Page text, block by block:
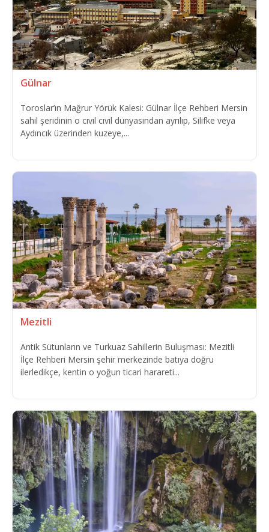
Gülnar
Toroslar’ın Mağrur Yörük Kalesi: Gülnar İlçe Rehberi Mersin
sahil şeridinin o cıvıl cıvıl dünyasından ayrılıp, Silifke veya
Aydıncık üzerinden kuzeye,...
Mezitli
Antik Sütunların ve Turkuaz Sahillerin Buluşması: Mezitli
İlçe Rehberi Mersin şehir merkezinde batıya doğru
ilerledikçe, kentin o yoğun ticari harareti...